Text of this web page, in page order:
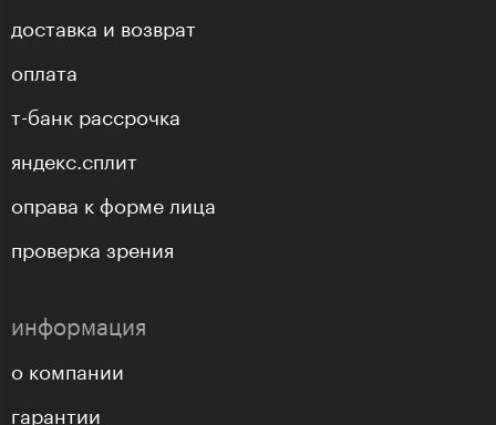
доставка и возврат
оплата
т-банк рассрочка
яндекс.сплит
оправа к форме лица
проверка зрения
информация
о компании
гарантии